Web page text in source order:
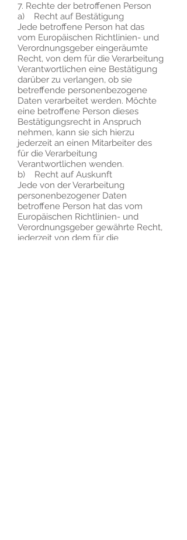
7. Rechte der betroffenen Person
a) Recht auf Bestätigung
Jede betroffene Person hat das
vom Europäischen Richtlinien- und
Verordnungsgeber eingeräumte
Recht, von dem für die Verarbeitung
Verantwortlichen eine Bestätigung
darüber zu verlangen, ob sie
betreffende personenbezogene
Daten verarbeitet werden. Möchte
eine betroffene Person dieses
Bestätigungsrecht in Anspruch
nehmen, kann sie sich hierzu
jederzeit an einen Mitarbeiter des
für die Verarbeitung
Verantwortlichen wenden.
b) Recht auf Auskunft
Jede von der Verarbeitung
personenbezogener Daten
betroffene Person hat das vom
Europäischen Richtlinien- und
Verordnungsgeber gewährte Recht,
jederzeit von dem für die